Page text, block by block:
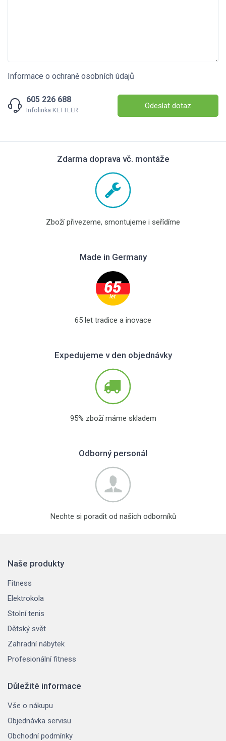
Informace o ochraně osobních údajů
605 226 688
Infolinka KETTLER Odeslat dotaz
Zdarma doprava vč. montáže
Zboží přivezeme, smontujeme i seřídíme
Made in Germany
65 let tradice a inovace
Expedujeme v den objednávky
95% zboží máme skladem
Odborný personál
Nechte si poradit od našich odborníků
Naše produkty
Fitness
Elektrokola
Stolní tenis
Dětský svět
Zahradní nábytek
Profesionální fitness
Důležité informace
Vše o nákupu
Objednávka servisu
Obchodní podmínky